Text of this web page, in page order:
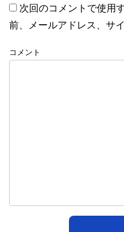
次回のコメントで使用
前、メールアドレス、サ
コメント